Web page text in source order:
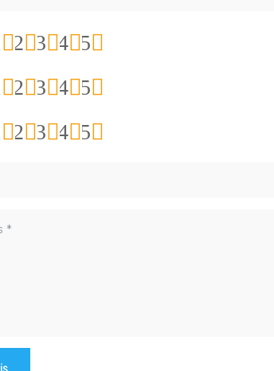
5
4
3
2
5
4
3
2
5
4
3
2